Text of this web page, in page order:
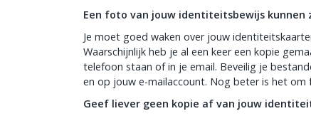
Een foto van jouw identiteitsbewijs kunnen
Je moet goed waken over jouw
Waarschijnlijk heb je al een keer een kopie
telefoon staan of in je email. Beveilig je
en op jouw e-mailaccount. Nog beter is het
Geef liever geen kopie af van jouw